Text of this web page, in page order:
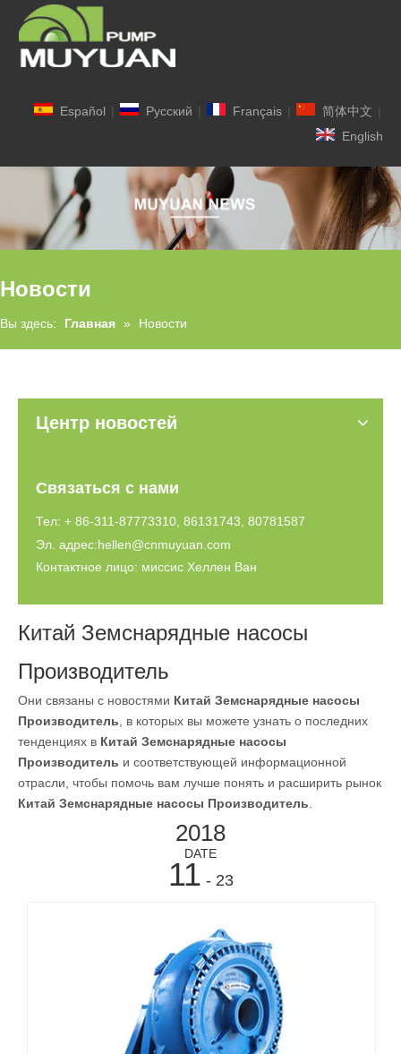
Español | Pусский | Français | 简体中文 |
English
Новости
Вы здесь: Главная » Новости
Центр новостей
Связаться с нами
Тел: + 86-311-87773310, 86131743, 80781587
Эл. адрес:hellen@cnmuyuan.com
Контактное лицо: миссис Хеллен Ван
Китай Земснарядные насосы
Производитель
Они связаны с новостями Китай Земснарядные насосы
Производитель , в которых вы можете узнать о последних
тенденциях в Китай Земснарядные насосы
Производитель и соответствующей информационной
отрасли, чтобы помочь вам лучше понять и расширить рынок
Китай Земснарядные насосы Производитель
2018
DATE
11 - 23